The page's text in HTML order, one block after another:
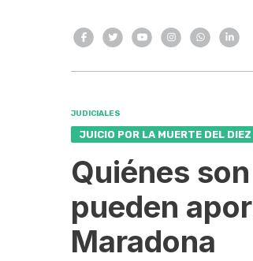
JUDICIALES
JUICIO POR LA MUERTE DEL DIEZ
Quiénes
pueden
Maradona